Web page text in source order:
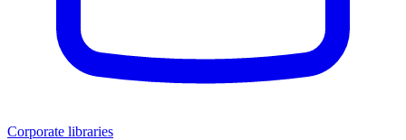
Corporate libraries